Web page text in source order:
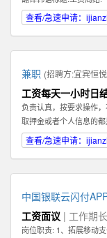
查看/急速申请：
兼职 (招聘方:宜宾恒
工资每天一小时日
负责认真，按要求操作
取押金或者个人信息的
查看/急速申请：
中国银联云闪付
工资面议 | 工作期
岗位职责: 1、拓展移动